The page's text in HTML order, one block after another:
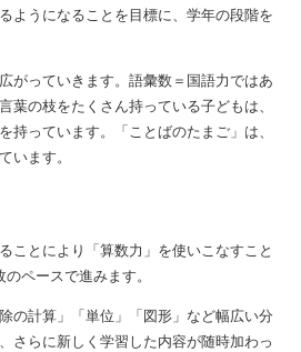
ようになることを目標に、学年の段階を
がっていきます。語彙数＝国語力ではあ
葉の枝をたくさん持っている子どもは、
持っています。「ことばのたまご」は、
います。
ことにより「算数力」を使いこなすこと
ペースで進みます。
の計算」「単位」「図形」など幅広い分
さらに新しく学習した内容が随時加わっ